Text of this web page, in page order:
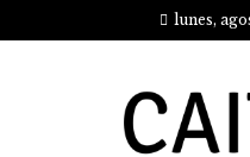
lunes,